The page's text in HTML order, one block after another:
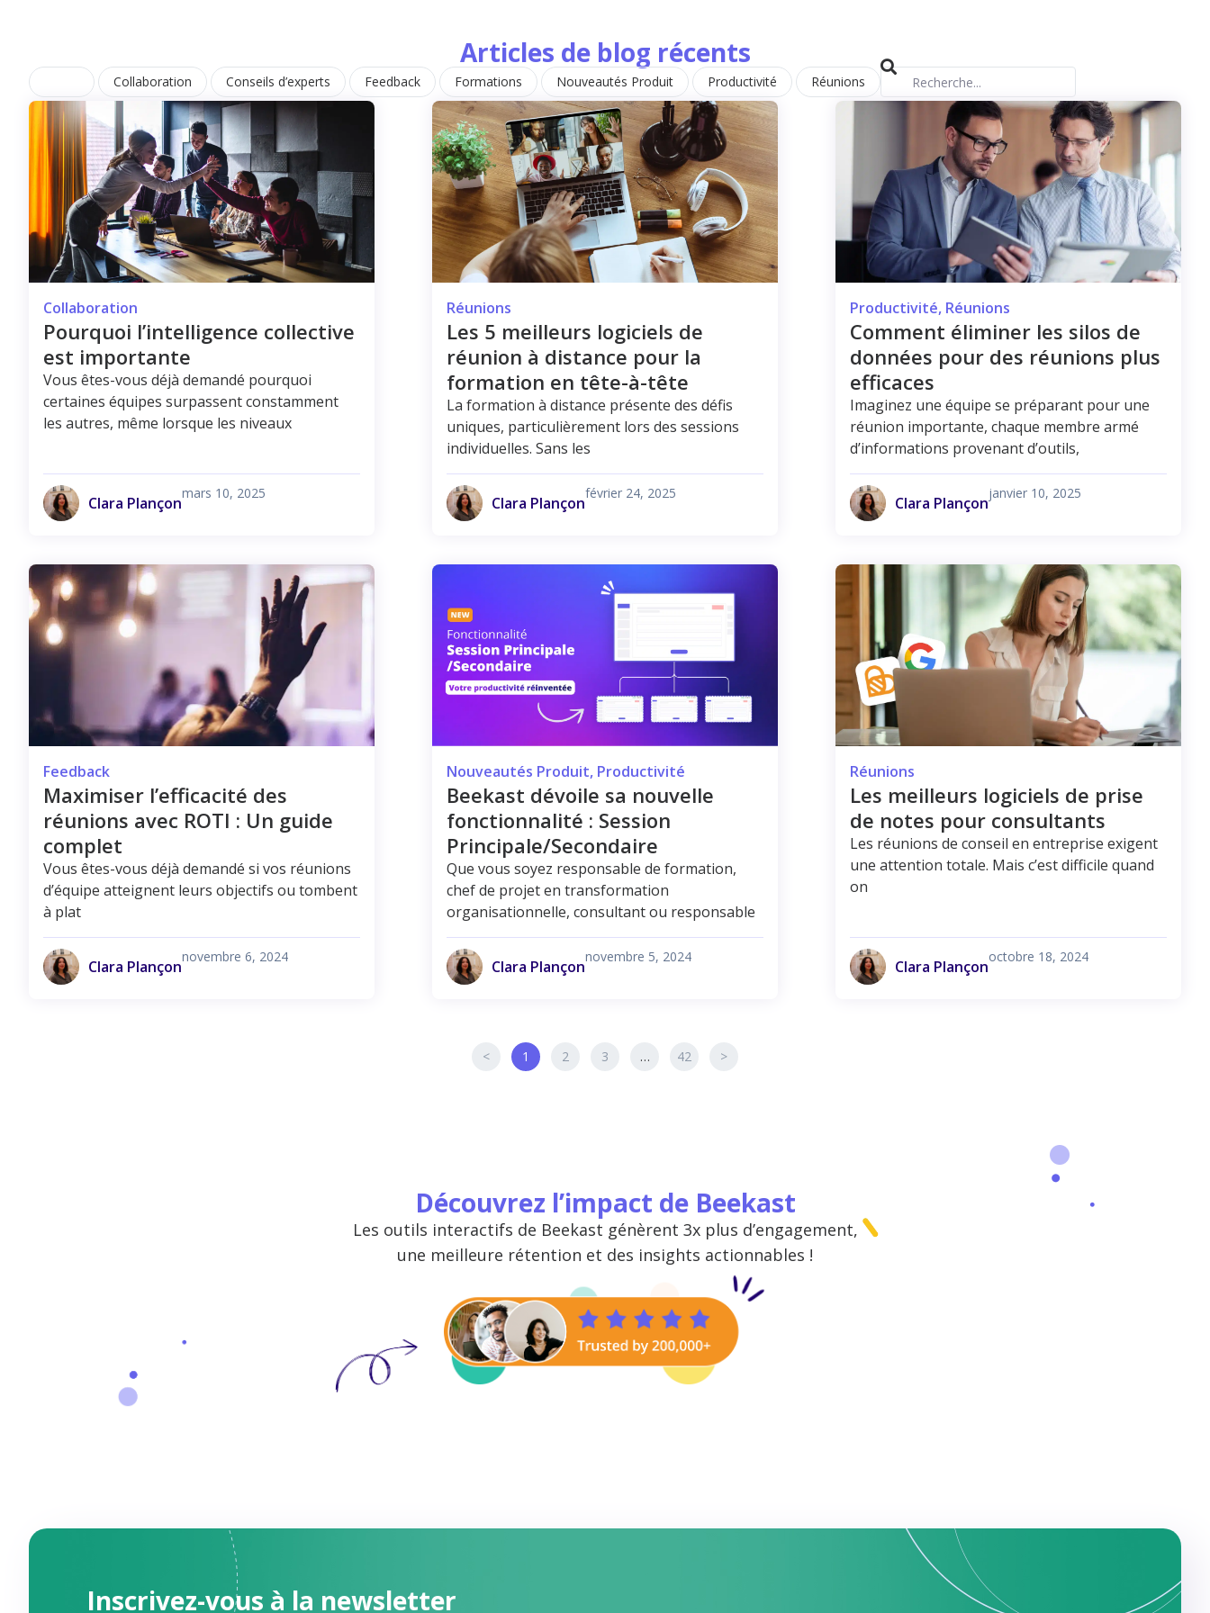
Articles de blog récents
Collaboration Conseils d’experts Feedback Formations Nouveautés Produit Productivité Réunions
Collaboration
Pourquoi l’intelligence collective
est importante
Vous êtes-vous déjà demandé pourquoi
certaines équipes surpassent constamment
les autres, même lorsque les niveaux
Clara Plançon
mars 10, 2025
Réunions
Les 5 meilleurs logiciels de
réunion à distance pour la
formation en tête-à-tête
La formation à distance présente des défis
uniques, particulièrement lors des sessions
individuelles. Sans les
Clara Plançon
février 24, 2025
Productivité, Réunions
Comment éliminer les silos de
données pour des réunions plus
efficaces
Imaginez une équipe se préparant pour une
réunion importante, chaque membre armé
d’informations provenant d’outils,
Clara Plançon
janvier 10, 2025
Feedback
Maximiser l’efficacité des
réunions avec ROTI : Un guide
complet
Vous êtes-vous déjà demandé si vos réunions
d’équipe atteignent leurs objectifs ou tombent
à plat
Clara Plançon
novembre 6, 2024
Nouveautés Produit, Productivité
Beekast dévoile sa nouvelle
fonctionnalité : Session
Principale/Secondaire
Que vous soyez responsable de formation,
chef de projet en transformation
organisationnelle, consultant ou responsable
Clara Plançon
novembre 5, 2024
Réunions
Les meilleurs logiciels de prise
de notes pour consultants
Les réunions de conseil en entreprise exigent
une attention totale. Mais c’est difficile quand
on
Clara Plançon
octobre 18, 2024
< 1 2 3 … 42 >
Découvrez l’impact de Beekast
Les outils interactifs de Beekast génèrent 3x plus d’engagement,
une meilleure rétention et des insights actionnables !
Inscrivez-vous à la newsletter